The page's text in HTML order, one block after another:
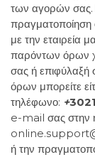
των αγορών
πραγματοποίηση
με την εταιρεία
παρόντων όρων
σας ή επιφύλαξή
όρων μπορείτε
τηλέφωνο: +
e-mail σας στην
ή την